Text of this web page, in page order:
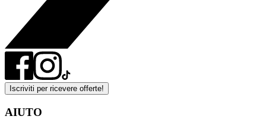
Iscriviti per ricevere offerte!
AIUTO